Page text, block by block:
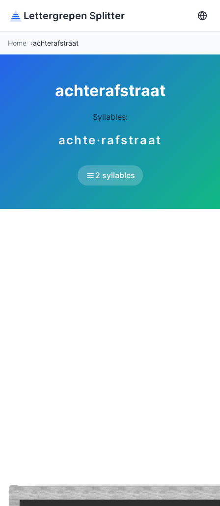
Lettergrepen Splitter
Home achterafstraat
achterafstraat
Syllables:
achte·rafstraat
2 syllables